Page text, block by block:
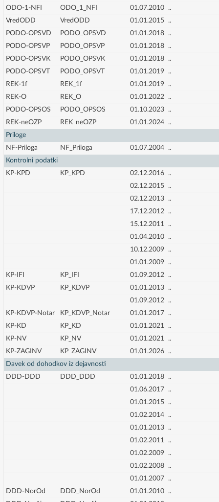
ODO-1-NFI
ODO_1_NFI 01.07.2010
..
VredODD
VredODD 01.01.2015
..
PODO-OPSVD
PODO_OPSVD 01.01.2018
..
PODO-OPSVP
PODO_OPSVP 01.01.2018
..
PODO-OPSVK
PODO_OPSVK 01.01.2018
..
PODO-OPSVT
PODO_OPSVT 01.01.2019
..
REK-1f
REK_1f 01.01.2019
..
REK-O
REK_O 01.01.2022
..
PODO-OPSOS
PODO_OPSOS 01.10.2023
..
REK-neOZP
REK_neOZP 01.01.2024
..
Priloge
NF-Priloga
NF_Priloga 01.07.2004
..
Kontrolni podatki
KP-KPD
KP_KPD 02.12.2016
..
02.12.2015
..
02.12.2013
..
17.12.2012
..
15.12.2011
..
01.04.2010
..
10.12.2009
..
01.01.2009
..
KP-IFI
KP_IFI 01.09.2012
..
KP-KDVP
KP_KDVP 01.01.2013
..
01.09.2012
..
KP-KDVP-Notar
KP_KDVP_Notar 01.01.2017
..
KP-KD
KP_KD 01.01.2021
..
KP-NV
KP_NV 01.01.2021
..
KP-ZAGINV
KP_ZAGINV 01.01.2026
..
Davek od dohodkov iz dejavnosti
DDD-DDD
DDD_DDD 01.01.2018
..
01.06.2017
..
01.01.2015
..
01.02.2014
..
01.01.2013
..
01.02.2011
..
01.02.2009
..
01.02.2008
..
01.01.2007
..
DDD-NorOd
DDD_NorOd 01.01.2010
..